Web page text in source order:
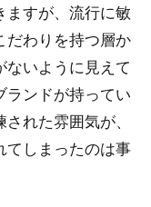
料になる圧倒的な
の選択
ますが、流行に敏
だわりを持つ層か
ないように見えて
ランドが持ってい
れた雰囲気が、
てしまったのは事